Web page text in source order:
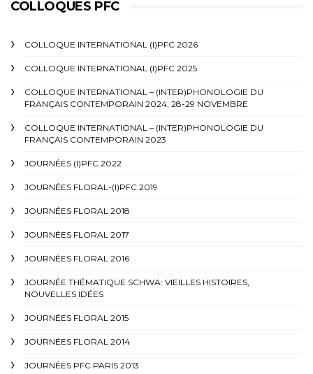
COLLOQUES PFC
COLLOQUE INTERNATIONAL (I)PFC 2026
COLLOQUE INTERNATIONAL (I)PFC 2025
COLLOQUE INTERNATIONAL – (INTER)PHONOLOGIE DU
FRANÇAIS CONTEMPORAIN 2024, 28-29 NOVEMBRE
COLLOQUE INTERNATIONAL – (INTER)PHONOLOGIE DU
FRANÇAIS CONTEMPORAIN 2023
JOURNÉES (I)PFC 2022
JOURNÉES FLORAL-(I)PFC 2019
JOURNÉES FLORAL 2018
JOURNÉES FLORAL 2017
JOURNÉES FLORAL 2016
JOURNÉE THÉMATIQUE SCHWA: VIEILLES HISTOIRES,
NOUVELLES IDÉES
JOURNÉES FLORAL 2015
JOURNÉES FLORAL 2014
JOURNÉES PFC PARIS 2013